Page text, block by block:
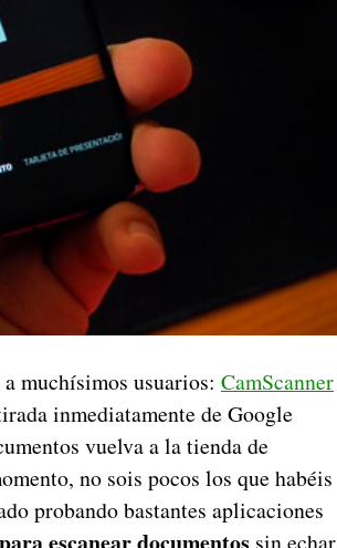
muchísimos usuarios: CamScanner
inmediatamente de Google
vuelva a la tienda de
no sois pocos los que habéis
probando bastantes aplicaciones
sin echar